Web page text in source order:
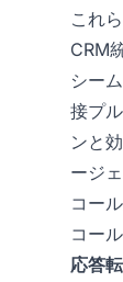
これ
CRM
シー
接プ
ンと
ージ
コー
コー
応答